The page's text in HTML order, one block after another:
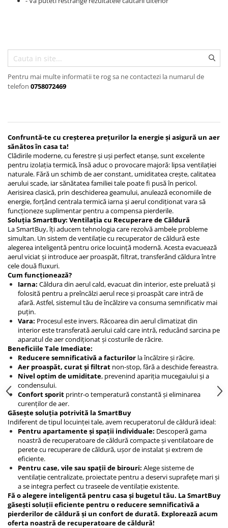
Trape Acces
Pentru mai multe informatii te rog sa ne contactezi la numarul de
telefon 0758072469
Confruntă-te cu creșterea prețurilor la energie și asigură un aer
sănătos în casa ta!
Clădirile moderne, cu ferestre și uși perfect etanșe, sunt excelente
pentru izolația termică, însă aduc o provocare majoră: lipsa ventilației
naturale. Fără un schimb de aer constant, umiditatea crește, calitatea
aerului scade, iar sănătatea familiei tale poate fi pusă în pericol.
Aerisirea clasică, prin deschiderea geamului, anulează economiile de
energie, forțând centrala termică iarna și aerul condiționat vara să
funcționeze suplimentar pentru a compensa pierderile.
Soluția SmartBuy: Ventilația cu Recuperare de Căldură
La SmartBuy, îți aducem tehnologia care rezolvă ambele probleme
simultan. Un sistem de ventilație cu recuperator de căldură este
alegerea inteligentă pentru orice locuință modernă. Acesta evacuează
aerul viciat și introduce aer proaspăt, filtrat, transferând căldura între
cele două fluxuri.
Cum funcționează?
Iarna: Căldura din aerul cald, evacuat din interior, este preluată și
folosită pentru a preîncălzi aerul rece și proaspăt care intră de
afară. Astfel, sistemul tău de încălzire va consuma semnificativ mai
puțin.
Vara: Procesul este invers. Răcoarea din aerul climatizat din
interior este transferată aerului cald care intră, reducând sarcina pe
aparatul de aer condiționat și costurile de răcire.
Beneficiile Tale Imediate:
Reducere semnificativă a facturilor la încălzire și răcire.
Aer proaspăt, curat și filtrat non-stop, fără a deschide fereastra.
Nivel optim de umiditate, prevenind apariția mucegaiului și a
condensului.
Confort sporit printr-o temperatură constantă și eliminarea
curenților de aer.
Găsește soluția potrivită la SmartBuy
Indiferent de tipul locuinței tale, avem recuperatorul de căldură ideal:
Pentru apartamente și spații individuale: Descoperă gama
noastră de recuperatoare de căldură compacte și ventilatoare de
perete cu recuperare de căldură, ușor de instalat și extrem de
eficiente.
Pentru case, vile sau spații de birouri: Alege sisteme de
ventilație centralizate, proiectate pentru a deservi suprafețe mari și
a se integra perfect cu traseele de ventilație existente.
Fă o alegere inteligentă pentru casa și bugetul tău. La SmartBuy
găsești soluții eficiente pentru o reducere semnificativă a
pierderilor de căldură și un confort de durată. Explorează acum
oferta noastră de recuperatoare de căldură!